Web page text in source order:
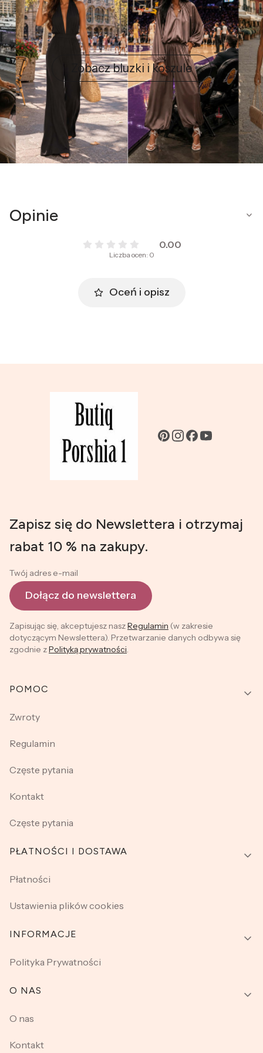
Zobacz bluzki i koszule
Opinie
0.00
Liczba ocen: 0
Oceń i opisz
Zapisz się do Newslettera i otrzymaj
rabat 10 % na zakupy.
Twój adres e-mail
Dołącz do newslettera
Zapisując się, akceptujesz naszRegulamin (w zakresie
dotyczącym Newslettera). Przetwarzanie danych odbywa się
zgodnie zPolityką prywatności.
Linki w stopce
POMOC
Zwroty
Regulamin
Częste pytania
Kontakt
Częste pytania
PŁATNOŚCI I DOSTAWA
Płatności
Ustawienia plików cookies
INFORMACJE
Polityka Prywatności
O NAS
O nas
Kontakt